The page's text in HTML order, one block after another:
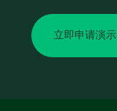
立即申请演示